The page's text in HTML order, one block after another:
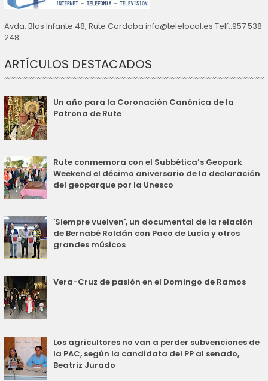
Avda. Blas Infante 48, Rute Cordoba info@telelocal.es Telf.:957 538
248
ARTÍCULOS DESTACADOS
Un año para la Coronación Canónica de la
Patrona de Rute
Rute conmemora con el Subbética’s Geopark
Weekend el décimo aniversario de la declaración
del geoparque por la Unesco
'Siempre vuelven', un documental de la relación
de Bernabé Roldán con Paco de Lucía y otros
grandes músicos
Vera-Cruz de pasión en el Domingo de Ramos
Los agricultores no van a perder subvenciones de
la PAC, según la candidata del PP al senado,
Beatriz Jurado